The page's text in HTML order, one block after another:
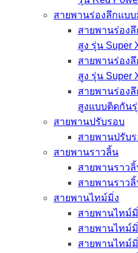
สายพานร่องลึกแบ
สายพานร่อง
สูง รุ่น Super
สายพานร่อง
สูง รุ่น Super
สายพานร่อง
สูงแบบติดกันรุ่
สายพานปรับรอบ
สายพานปรับ
สายพานราวลิ้น
สายพานราว
สายพานราว
สายพานไทม์มิ่ง
สายพานไทม์
สายพานไทม์
สายพานไทม์